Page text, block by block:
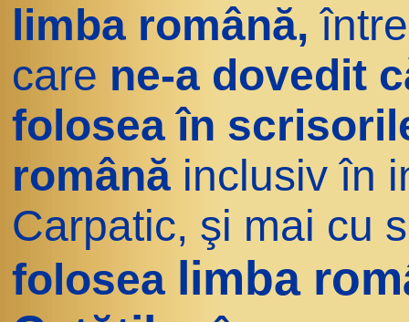
limba română,
care ne-a dovedit
folosea în
română inclusiv în
Carpatic, şi mai cu
folosea limba